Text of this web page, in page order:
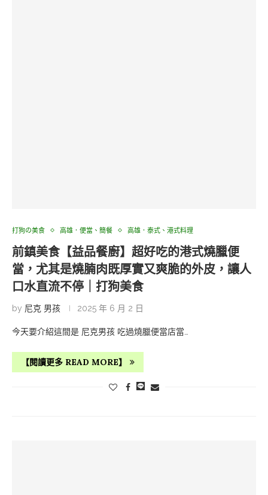
打狗の美食 高雄．便當、簡餐 高雄．泰式、港式料理
前鎮美食【益品餐廚】超好吃的港式燒臘便
當，尤其是燒腩肉既厚實又爽脆的外皮，讓人
口水直流不停｜打狗美食
by 尼克 男孩 2025 年 6 月 2 日
今天要介紹這間是 尼克男孩 吃過燒臘便當店當…
【閱讀更多 READ MORE】